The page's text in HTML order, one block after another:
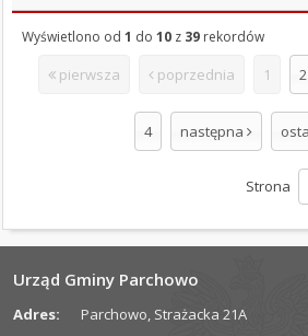
Wyświetlono od1 do10 z 39 rekordów
pierwsza poprzednia 1 2
4 następna
Strona
Urząd Gminy Parchowo
Adres: Parchowo, Strażacka 21A